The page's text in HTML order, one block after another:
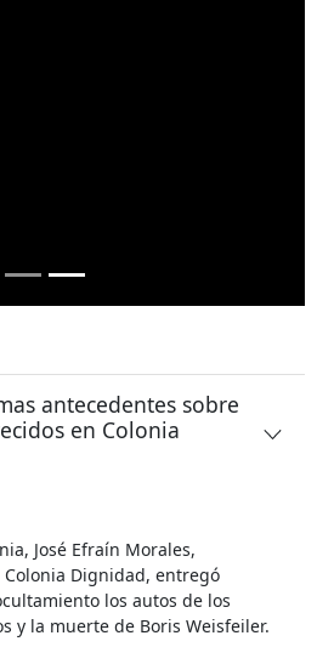
antecedentes sobre
en Colonia
José Efraín Morales,
Dignidad, entregó
los autos de los
y la muerte de Boris Weisfeiler.